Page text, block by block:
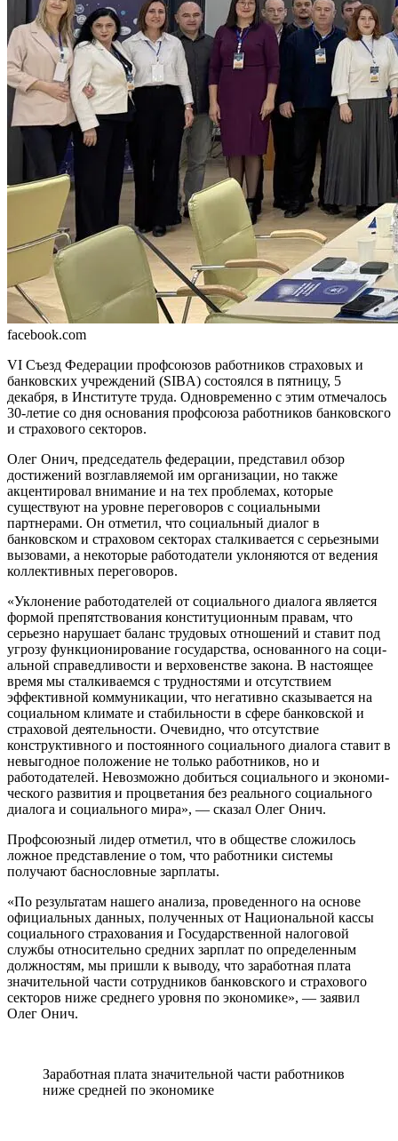
facebook.com
VI Съезд Федерации профсоюзов работников страховых и
банковских учреждений (SIBA) состоялся в пятницу, 5
декабря, в Институте труда. Одновременно с этим отмечалось
30-летие со дня осно­вания профсоюза работников бан­ковского
и страхового секторов.
Олег Онич, председатель федерации, представил обзор
достижений возглавля­емой им организации, но также
акценти­ровал внимание и на тех проблемах, кото­рые
существуют на уровне переговоров с социальными
партнерами. Он отметил, что социальный диалог в
банковском и стра­ховом секторах сталкивается с серьезными
вызовами, а некоторые работодатели уклоняются от ведения
коллективных пере­говоров.
«Уклонение работодателей от социаль­ного диалога является
формой препятствования конституционным правам, что
серьезно нарушает баланс трудовых отно­шений и ставит под
угрозу функциониро­вание государства, основанного на соци­
альной справедливости и верховенстве закона. В настоящее
время мы сталкиваемся с трудностями и отсутствием
эффективной коммуникации, что негативно сказывается на
социальном климате и стабильности в сфере банковской и
страховой деятельности. Очевидно, что отсутствие
конструктив­ного и постоянного социального диалога ставит в
невыгодное положение не только работников, но и
работодателей. Невоз­можно добиться социального и экономи­
ческого развития и процветания без реаль­ного социального
диалога и социального мира», — сказал Олег Онич.
Профсоюзный лидер отметил, что в обществе сложилось
ложное представле­ние о том, что работники системы
получают баснословные зарплаты.
«По результатам нашего анализа, про­веденного на основе
официальных данных, полученных от Национальной кассы
соци­ального страхования и Государственной налоговой
службы относительно средних зарплат по определенным
должностям, мы пришли к выводу, что заработная плата
значительной части сотрудников банковского и страхового
секторов ниже среднего уровня по экономике», — заявил
Олег Онич.
Заработная плата значительной части работников
ниже средней по экономике